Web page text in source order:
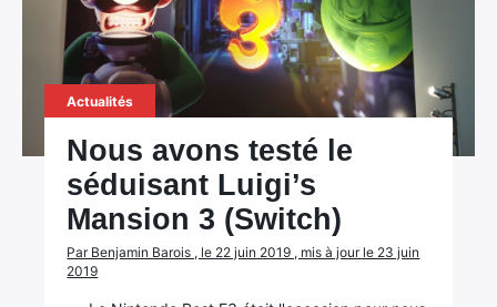
Actualités
Nous avons testé le
séduisant Luigi’s
Mansion 3 (Switch)
Par Benjamin Barois , le 22 juin 2019 , mis à jour le 23 juin
2019